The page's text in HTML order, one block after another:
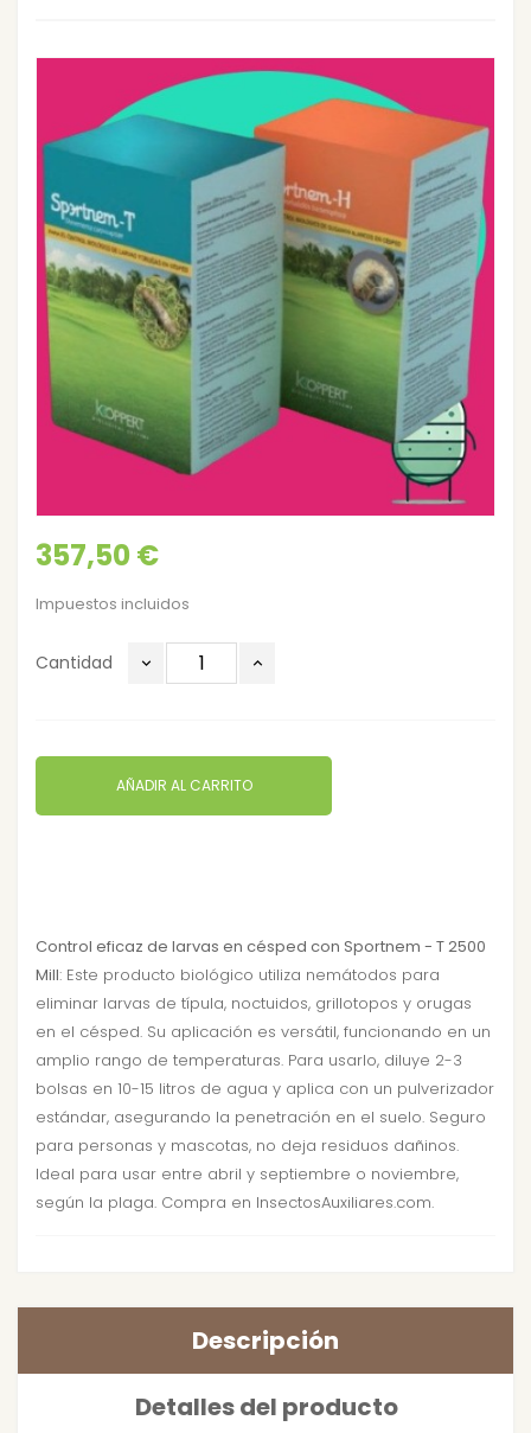
357,50 €
Impuestos incluidos
Cantidad
AÑADIR AL CARRITO
Control eficaz de larvas en césped con Sportnem - T 2500
Mill: Este producto biológico utiliza nemátodos para
eliminar larvas de típula, noctuidos, grillotopos y orugas
en el césped. Su aplicación es versátil, funcionando en un
amplio rango de temperaturas. Para usarlo, diluye 2-3
bolsas en 10-15 litros de agua y aplica con un pulverizador
estándar, asegurando la penetración en el suelo. Seguro
para personas y mascotas, no deja residuos dañinos.
Ideal para usar entre abril y septiembre o noviembre,
según la plaga. Compra en InsectosAuxiliares.com.
Descripción
Detalles del producto